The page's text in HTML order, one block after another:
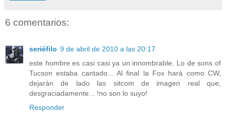
6 comentarios:
seriéfilo 9 de abril de 2010 a las 20:17
este hombre es casi casi ya un innombrable. Lo de sons of
Tucson estaba cantado... Al final la Fox hará como CW,
dejarán de lado las sitcom de imagen real que,
desgraciadamente... !no son lo suyo!
Responder